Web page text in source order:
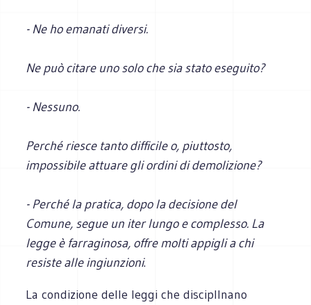
- Ne ho emanati diversi.
Ne può citare uno solo che sia stato eseguito?
- Nessuno.
Perché riesce tanto difficile o, piuttosto,
impossibile attuare gli ordini di demolizione?
- Perché la pratica, dopo la decisione del
Comune, segue un iter lungo e complesso. La
legge è farraginosa, offre molti appigli a chi
resiste alle ingiunzioni.
La condizione delle leggi che disciplInano